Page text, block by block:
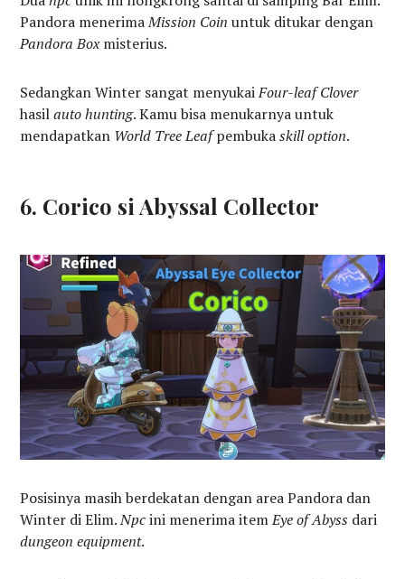
Pandora menerimaMission Coin untuk ditukar dengan
Pandora Boxmisterius.
Sedangkan Winter sangat menyukaiFour-leaf Clover
hasilauto hunting. Kamu bisa menukarnya untuk
mendapatkan World Tree Leafpembukaskill option.
6. Corico si Abyssal Collector
Posisinya masih berdekatan dengan area Pandora dan
Winter di Elim.Npcini menerima itemEye of Abyss dari
dungeon equipment.